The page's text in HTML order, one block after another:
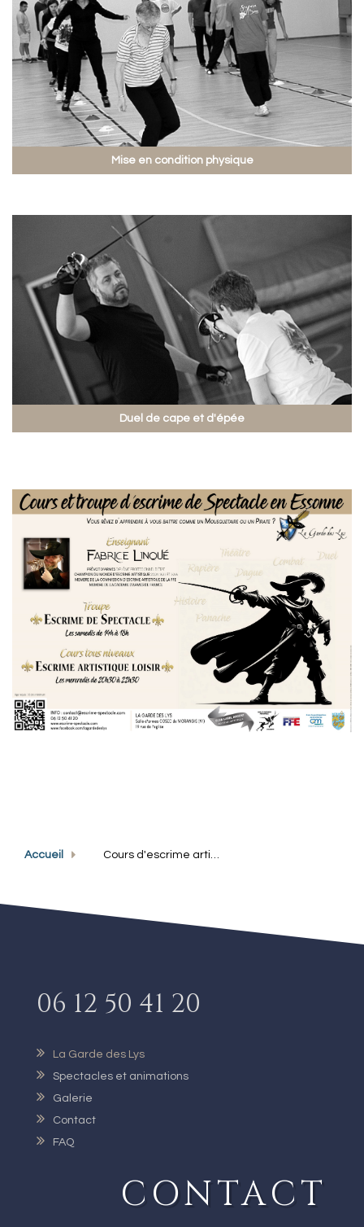
Mise en condition physique
Duel de cape et d'épée
Accueil Cours d'escrime artistique
06 12 50 41 20
La Garde des Lys
Spectacles et animations
Galerie
Contact
FAQ
CONTACT